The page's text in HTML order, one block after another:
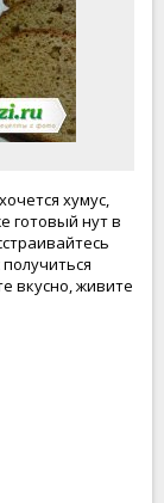
хумус,
готовый нут в
вкусно, живите